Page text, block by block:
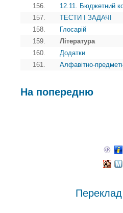
156.
12.11. Бюджетний
157.
ТЕСТИ І ЗАДАЧІ
158.
Глосарій
159.
Література
160.
Додатки
161.
Алфавітно-
На попередню
Переклад